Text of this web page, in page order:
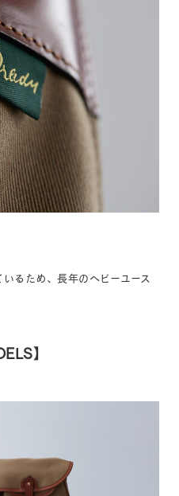
るため、長年のヘビーユース
】